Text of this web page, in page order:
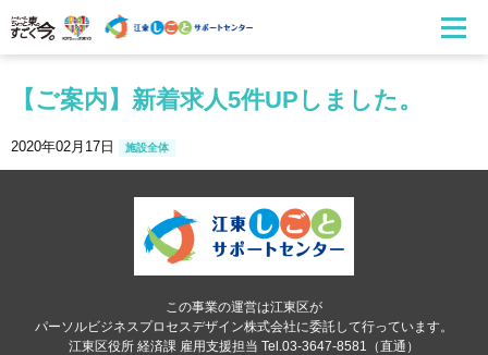
【ご案内】新着求人5件UPしました。
2020年02月17日 施設全体
この事業の運営は江東区が
パーソルビジネスプロセスデザイン株式会社に委託して行っています。
江東区役所 経済課 雇用支援担当 Tel.03-3647-8581（直通）